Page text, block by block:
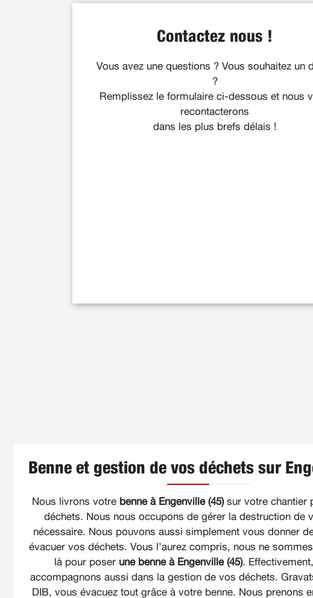
Contactez nous !
Vous avez une questions ? Vous souhaitez un
?
Remplissez le formulaire ci-dessous et nous
recontacterons
dans les plus brefs délais !
Benne et gestion de vos déchets sur
Nous livrons votre benne à Engenville (45)sur votre chantier
déchets. Nous nous occupons de gérer la destruction de
nécessaire. Nous pouvons aussi simplement vous donner
évacuer vos déchets. Vous l’aurez compris, nous ne
là pour poser une benne à Engenville (45).
accompagnons aussi dans la gestion de vos déchets.
DIB, vous évacuez tout grâce à votre benne. Nous prenons